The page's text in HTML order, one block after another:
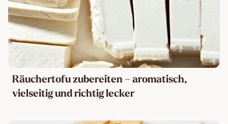
Räuchertofu zubereiten – aromatisch,
vielseitig und richtig lecker